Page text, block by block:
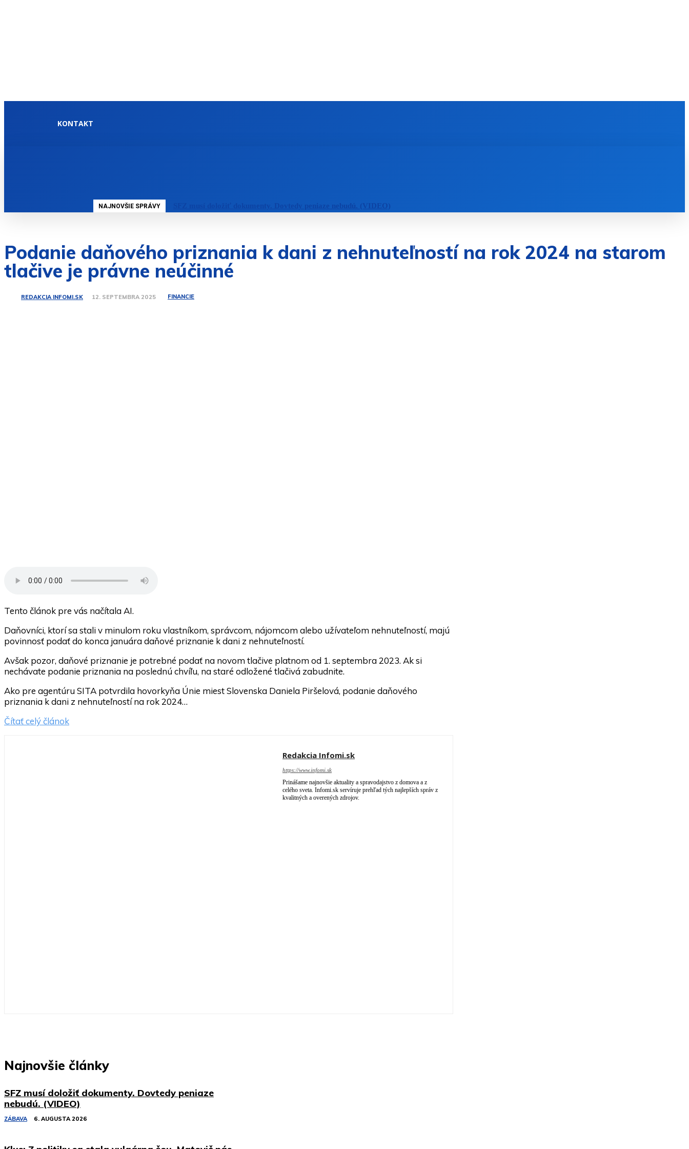
KONTAKT
NAJNOVŠIE SPRÁVY SFZ musí doložiť dokumenty. Dovtedy peniaze nebudú. (VIDEO)
Podanie daňového priznania k dani z nehnuteľností na rok 2024 na starom
tlačive je právne neúčinné
REDAKCIA INFOMI.SK 12. SEPTEMBRA 2025 FINANCIE
Tento článok pre vás načítala AI.
Daňovníci, ktorí sa stali v minulom roku vlastníkom, správcom, nájomcom alebo užívateľom nehnuteľností, majú
povinnosť podať do konca januára daňové priznanie k dani z nehnuteľností.
Avšak pozor, daňové priznanie je potrebné podať na novom tlačive platnom od 1. septembra 2023. Ak si
nechávate podanie priznania na poslednú chvíľu, na staré odložené tlačivá zabudnite.
Ako pre agentúru SITA potvrdila hovorkyňa Únie miest Slovenska Daniela Piršelová, podanie daňového
priznania k dani z nehnuteľností na rok 2024…
Čítať celý článok
Redakcia Infomi.sk
https://www.infomi.sk
Prinášame najnovšie aktuality a spravodajstvo z domova a z
celého sveta. Infomi.sk servíruje prehľad tých najlepších správ z
kvalitných a overených zdrojov.
Najnovšie články
SFZ musí doložiť dokumenty. Dovtedy peniaze
nebudú. (VIDEO)
ZÁBAVA 6. AUGUSTA 2026